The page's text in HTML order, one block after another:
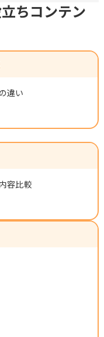
ちコンテン
違い
容比較